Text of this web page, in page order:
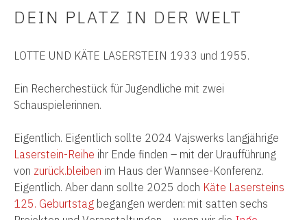
DEIN PLATZ IN DER WELT
LOTTE UND KÄTE LASERSTEIN 1933 und 1955.
Ein Recherchestück für Jugendliche mit zwei
Schauspielerinnen.
Eigentlich. Eigentlich sollte 2024 Vajswerks langjährige
Laserstein-Reihe ihr Ende finden – mit der Uraufführung
von zurück.bleiben im Haus der Wannsee-Konferenz.
Eigentlich. Aber dann sollte 2025 doch Käte Lasersteins
125. Geburtstag begangen werden: mit satten sechs